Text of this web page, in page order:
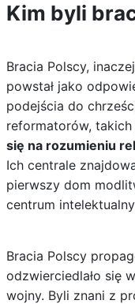
Kim byli
Bracia Polscy,
powstał jako
podejścia do
reformatorów, takich
się na rozumieniu
Ich centrale
pierwszy dom
centrum
Bracia Polscy
odzwierciedlało się
wojny. Byli znani z